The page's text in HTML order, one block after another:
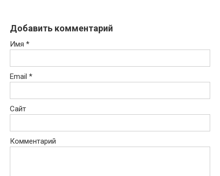
Добавить комментарий
Имя *
Email *
Сайт
Комментарий